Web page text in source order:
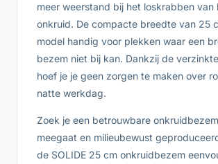
meer weerstand bij het loskrabben van
onkruid. De compacte breedte van 25
model handig voor plekken waar een
bezem niet bij kan. Dankzij de
hoef je je geen zorgen te maken over
natte werkdag.
Zoek je een betrouwbare
meegaat en milieubewust
de SOLIDE 25 cm onkruidbezem